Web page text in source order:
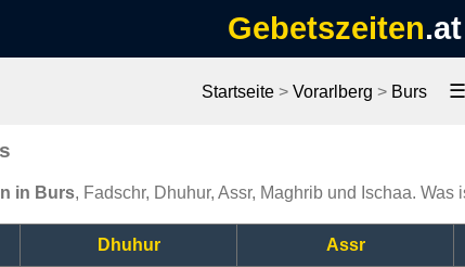
Gebetszeiten.at
Startseite > Vorarlberg > Burs ☰
in Burs, Fadschr, Dhuhur, Assr, Maghrib und Ischaa. Was
Dhuhur Assr